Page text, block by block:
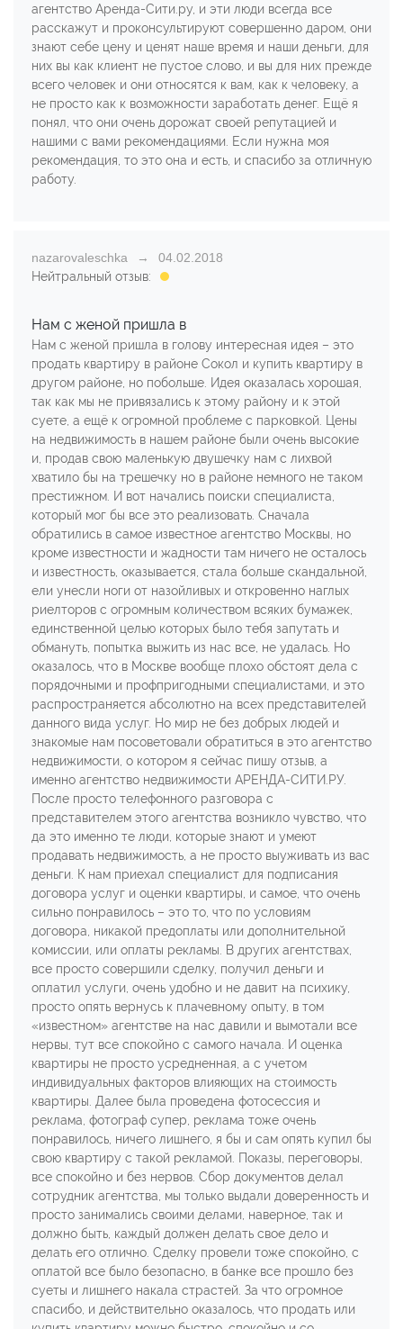
агентство Аренда-Сити.ру, и эти люди всегда все
расскажут и проконсультируют совершенно даром, они
знают себе цену и ценят наше время и наши деньги, для
них вы как клиент не пустое слово, и вы для них прежде
всего человек и они относятся к вам, как к человеку, а
не просто как к возможности заработать денег. Ещё я
понял, что они очень дорожат своей репутацией и
нашими с вами рекомендациями. Если нужна моя
рекомендация, то это она и есть, и спасибо за отличную
работу.
nazarovaleschka
04.02.2018
Нейтральный отзыв:
Нам с женой пришла в
Нам с женой пришла в голову интересная идея – это
продать квартиру в районе Сокол и купить квартиру в
другом районе, но побольше. Идея оказалась хорошая,
так как мы не привязались к этому району и к этой
суете, а ещё к огромной проблеме с парковкой. Цены
на недвижимость в нашем районе были очень высокие
и, продав свою маленькую двушечку нам с лихвой
хватило бы на трешечку но в районе немного не таком
престижном. И вот начались поиски специалиста,
который мог бы все это реализовать. Сначала
обратились в самое известное агентство Москвы, но
кроме известности и жадности там ничего не осталось
и известность, оказывается, стала больше скандальной,
ели унесли ноги от назойливых и откровенно наглых
риелторов с огромным количеством всяких бумажек,
единственной целью которых было тебя запутать и
обмануть, попытка выжить из нас все, не удалась. Но
оказалось, что в Москве вообще плохо обстоят дела с
порядочными и профпригодными специалистами, и это
распространяется абсолютно на всех представителей
данного вида услуг. Но мир не без добрых людей и
знакомые нам посоветовали обратиться в это агентство
недвижимости, о котором я сейчас пишу отзыв, а
именно агентство недвижимости АРЕНДА-СИТИ.РУ.
После просто телефонного разговора с
представителем этого агентства возникло чувство, что
да это именно те люди, которые знают и умеют
продавать недвижимость, а не просто выуживать из вас
деньги. К нам приехал специалист для подписания
договора услуг и оценки квартиры, и самое, что очень
сильно понравилось – это то, что по условиям
договора, никакой предоплаты или дополнительной
комиссии, или оплаты рекламы. В других агентствах,
все просто совершили сделку, получил деньги и
оплатил услуги, очень удобно и не давит на психику,
просто опять вернусь к плачевному опыту, в том
«известном» агентстве на нас давили и вымотали все
нервы, тут все спокойно с самого начала. И оценка
квартиры не просто усредненная, а с учетом
индивидуальных факторов влияющих на стоимость
квартиры. Далее была проведена фотосессия и
реклама, фотограф супер, реклама тоже очень
понравилось, ничего лишнего, я бы и сам опять купил бы
свою квартиру с такой рекламой. Показы, переговоры,
все спокойно и без нервов. Сбор документов делал
сотрудник агентства, мы только выдали доверенность и
просто занимались своими делами, наверное, так и
должно быть, каждый должен делать свое дело и
делать его отлично. Сделку провели тоже спокойно, с
оплатой все было безопасно, в банке все прошло без
суеты и лишнего накала страстей. За что огромное
спасибо, и действительно оказалось, что продать или